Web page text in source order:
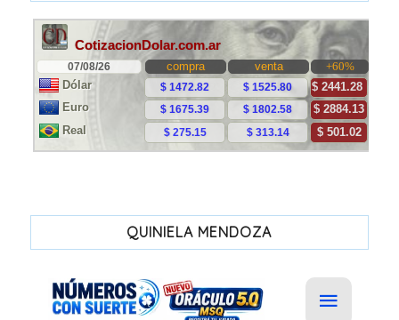
QUINIELA MENDOZA